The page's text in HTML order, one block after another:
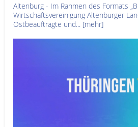
Altenburg - Im Rahmen des Formats
Wirtschaftsvereinigung Altenburger
Ostbeauftragte und... [mehr]